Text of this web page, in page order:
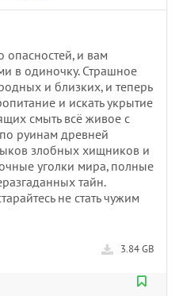
опасностей, и вам
в одиночку. Страшное
и близких, и теперь
и искать укрытие
смыть всё живое с
руинам древней
злобных хищников и
уголки мира, полные
тайн.
не стать чужим
3.84 GB